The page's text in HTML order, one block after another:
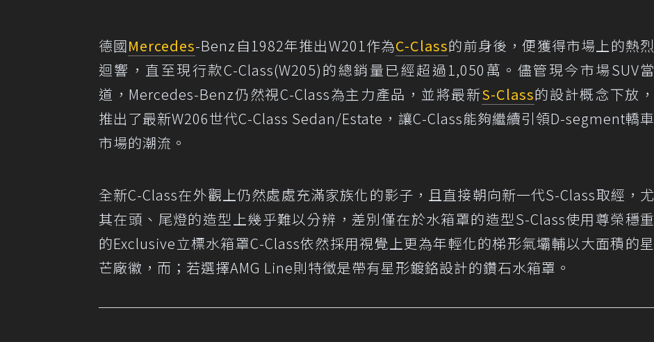
德國Mercedes-Benz自1982年推出W201作為C-Class的前身後，便獲得市場上的熱烈
迴響，直至現行款C-Class(W205)的總銷量已經超過1,050萬。儘管現今市場SUV當
道，Mercedes-Benz仍然視C-Class為主力產品，並將最新S-Class的設計概念下放，
推出了最新W206世代C-Class Sedan/Estate，讓C-Class能夠繼續引領D-segment轎車
市場的潮流。
全新C-Class在外觀上仍然處處充滿家族化的影子，且直接朝向新一代S-Class取經，尤
其在頭、尾燈的造型上幾乎難以分辨，差別僅在於水箱罩的造型S-Class使用尊榮穩重
的Exclusive立標水箱罩C-Class依然採用視覺上更為年輕化的梯形氣壩輔以大面積的星
芒廠徽，而；若選擇AMG Line則特徵是帶有星形鍍鉻設計的鑽石水箱罩。